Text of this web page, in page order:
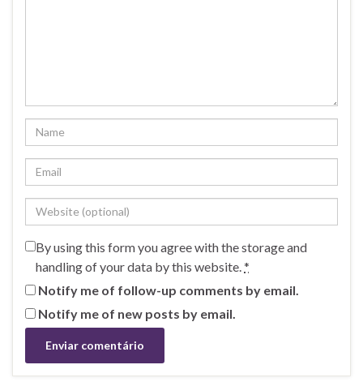
By using this form you agree with the storage and
handling of your data by this website.*
Notify me of follow-up comments by email.
Notify me of new posts by email.